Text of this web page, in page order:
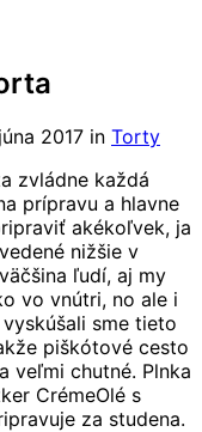
2017 in Torty
zvládne každá
prípravu a hlavne
akékoľvek, ja
nižšie v
ľudí, aj my
vo vnútri, no ale i
sme tieto
piškótové cesto
veľmi chutné. Plnka
CrémeOlé s
za studena.